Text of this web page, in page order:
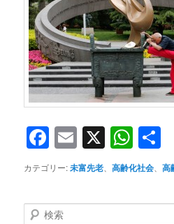
Facebook
Email
X
カテゴリー:未富先老 、高齢化社会 、高
検